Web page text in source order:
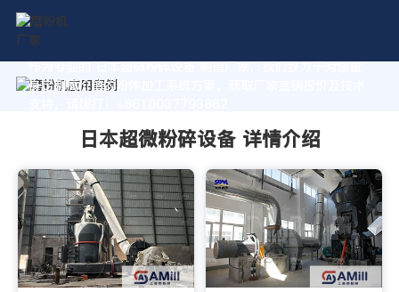
作为专业的 日本超微粉碎设备 制造厂家，我们致力于为您量
身定制高价值的粉体加工系统方案。获取厂家直销报价及技术
日本超微粉碎设备 详情介绍